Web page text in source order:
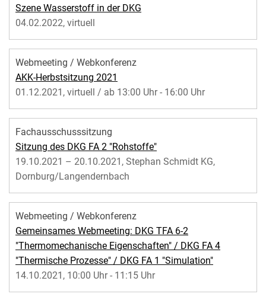
Szene Wasserstoff in der DKG
04.02.2022, virtuell
Webmeeting / Webkonferenz
AKK-Herbstsitzung 2021
01.12.2021, virtuell / ab 13:00 Uhr - 16:00 Uhr
Fachausschusssitzung
Sitzung des DKG FA 2 "Rohstoffe"
19.10.2021 – 20.10.2021, Stephan Schmidt KG,
Dornburg/Langendernbach
Webmeeting / Webkonferenz
Gemeinsames Webmeeting: DKG TFA 6-2
"Thermomechanische Eigenschaften" / DKG FA 4
"Thermische Prozesse" / DKG FA 1 "Simulation"
14.10.2021, 10:00 Uhr - 11:15 Uhr